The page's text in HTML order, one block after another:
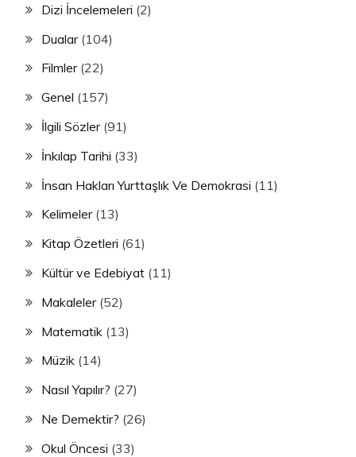
Dizi İncelemeleri (2)
Dualar(104)
Filmler(22)
Genel (157)
İlgili Sözler(91)
İnkılap Tarihi (33)
İnsan Hakları Yurttaşlık Ve Demokrasi (11)
Kelimeler(13)
Kitap Özetleri (61)
Kültür ve Edebiyat (11)
Makaleler(52)
Matematik (13)
Müzik (14)
Nasıl Yapılır? (27)
Ne Demektir? (26)
Okul Öncesi (33)